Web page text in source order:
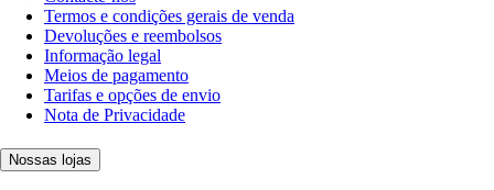
Termos e condições gerais de venda
Devoluções e reembolsos
Informação legal
Meios de pagamento
Tarifas e opções de envio
Nota de Privacidade
Nossas lojas